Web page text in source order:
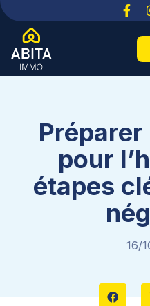
pour
étapes
16/